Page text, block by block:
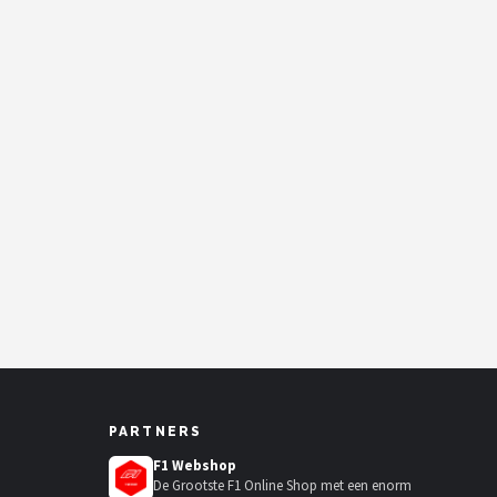
PARTNERS
F1 Webshop
De Grootste F1 Online Shop met een enorm